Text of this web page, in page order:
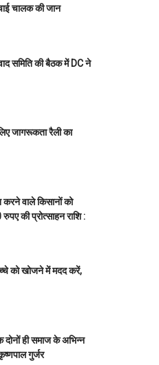
चालक की जान
समिति की बैठक में DC ने
जागरूकता रैली का
वाले किसानों को
की प्रोत्साहन राशि :
को खोजने में मदद करें,
दोनों ही समाज के अभिन्न
गुर्जर